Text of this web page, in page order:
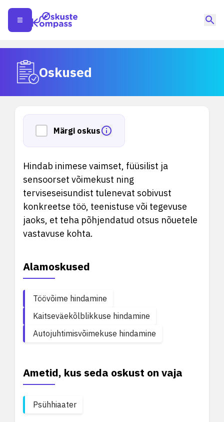
Oskused
Märgi oskus
Hindab inimese vaimset, füüsilist ja
sensoorset võimekust ning
terviseseisundist tulenevat sobivust
konkreetse töö, teenistuse või tegevuse
jaoks, et teha põhjendatud otsus nõuetele
vastavuse kohta.
Alamoskused
Töövõime hindamine
Kaitseväekõlblikkuse hindamine
Autojuhtimisvõimekuse hindamine
Ametid, kus seda oskust on vaja
Psühhiaater